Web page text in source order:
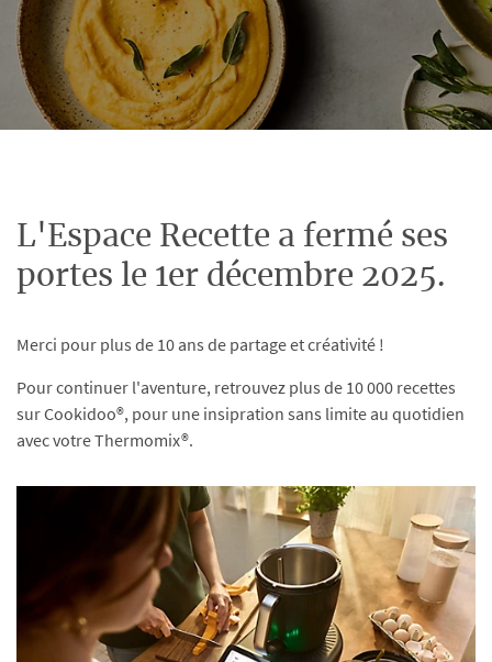
L'Espace Recette a fermé ses
portes le 1er décembre 2025.
Merci pour plus de 10 ans de partage et créativité !
Pour continuer l'aventure, retrouvez plus de 10 000 recettes
sur Cookidoo®, pour une insipration sans limite au quotidien
avec votre Thermomix®.